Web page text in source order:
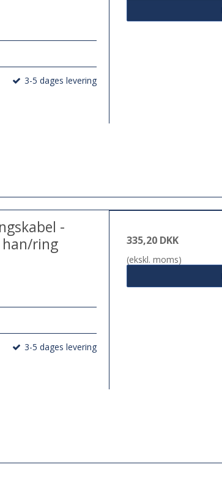
3-5 dages levering
-
ring
3-5 dages levering
335,20 DKK
(ekskl. moms)